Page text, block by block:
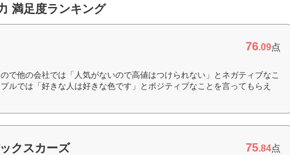
満足度ランキング
76.09点
で他の会社では「人気がないので高値はつけられない」とネガティブなこ
ルでは「好きな人は好きな色です」とポジティブなことを言ってもらえ
クスカーズ 75.84点